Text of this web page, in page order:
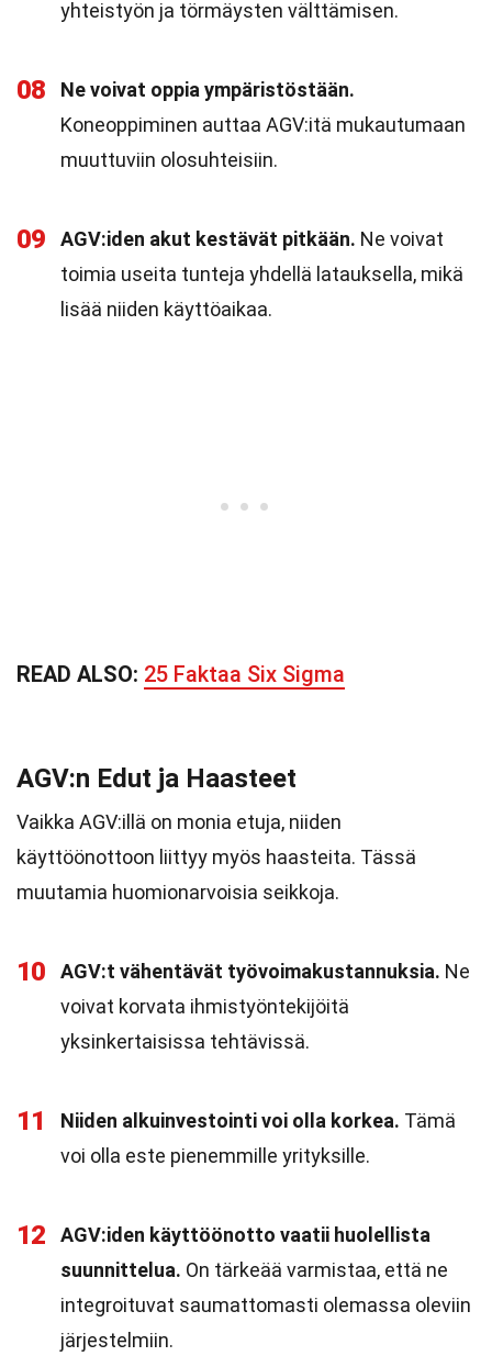
yhteistyön ja törmäysten välttämisen.
08
Ne voivat oppia ympäristöstään.
Koneoppiminen auttaa AGV:itä mukautumaan
muuttuviin olosuhteisiin.
09 AGV:iden akut kestävät pitkään. Ne voivat
toimia useita tunteja yhdellä latauksella, mikä
lisää niiden käyttöaikaa.
READ ALSO: 25 Faktaa Six Sigma
AGV:n Edut ja Haasteet
Vaikka AGV:illä on monia etuja, niiden
käyttöönottoon liittyy myös haasteita. Tässä
muutamia huomionarvoisia seikkoja.
10 AGV:t vähentävät työvoimakustannuksia. Ne
voivat korvata ihmistyöntekijöitä
yksinkertaisissa tehtävissä.
11 Niiden alkuinvestointi voi olla korkea. Tämä
voi olla este pienemmille yrityksille.
12
AGV:iden käyttöönotto vaatii huolellista
suunnittelua. On tärkeää varmistaa, että ne
integroituvat saumattomasti olemassa oleviin
järjestelmiin.